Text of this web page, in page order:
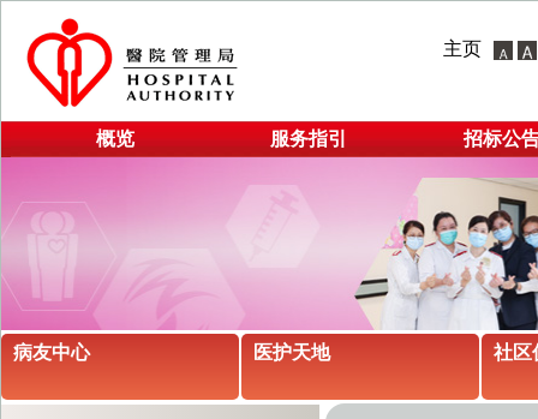
主页
概览 服务指引 招标公
病友中心 医护天地 社区